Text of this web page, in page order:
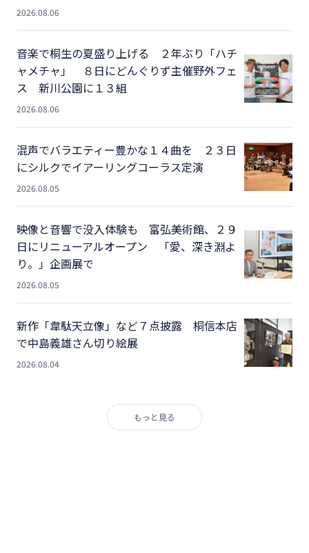
2026.08.06
音楽で桐生の夏盛り上げる ２年ぶり「ハチ
ャメチャ」 ８日にどんぐりず主催野外フェ
ス 新川公園に１３組
2026.08.06
混声でバラエティー豊かな１４曲を ２３日
にシルクでイアーリングコーラス定演
2026.08.05
映像と音響で没入体験も 富弘美術館、２９
日にリニューアルオープン 「愛、深き淵よ
り。」企画展で
2026.08.05
新作「韋駄天立像」など７点披露 桐信本店
で中島義雄さん切り絵展
2026.08.04
もっと見る